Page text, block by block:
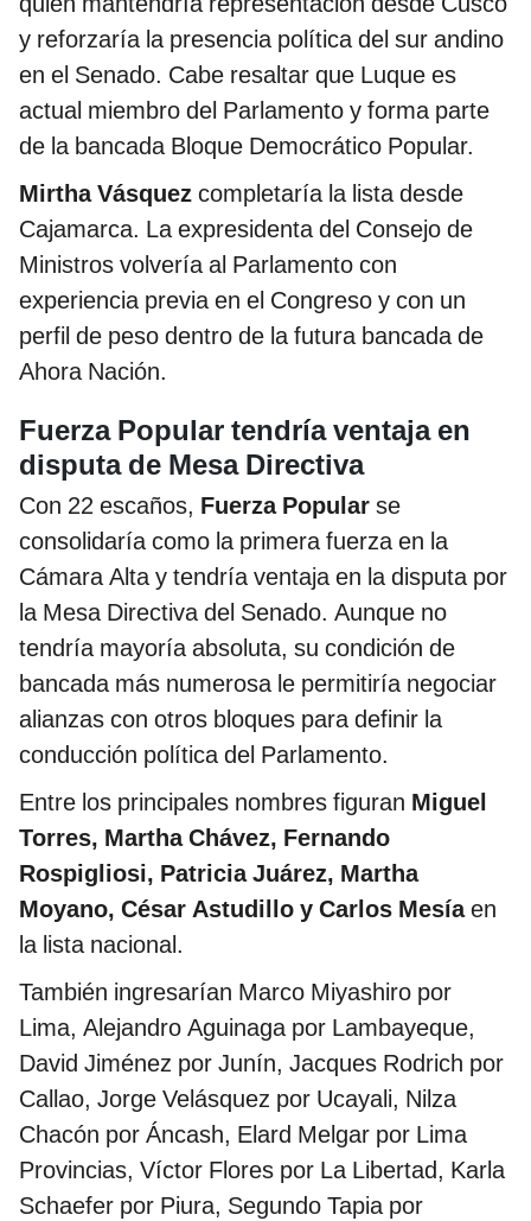
y reforzaría la presencia política del sur andino
en el Senado. Cabe resaltar que Luque es
actual miembro del Parlamento y forma parte
de la bancada Bloque Democrático Popular.
Mirtha Vásquez completaría la lista desde
Cajamarca. La expresidenta del Consejo de
Ministros volvería al Parlamento con
experiencia previa en el Congreso y con un
perfil de peso dentro de la futura bancada de
Ahora Nación.
Fuerza Popular tendría ventaja en
disputa de Mesa Directiva
Con 22 escaños, Fuerza Popular se
consolidaría como la primera fuerza en la
Cámara Alta y tendría ventaja en la disputa por
la Mesa Directiva del Senado. Aunque no
tendría mayoría absoluta, su condición de
bancada más numerosa le permitiría negociar
alianzas con otros bloques para definir la
conducción política del Parlamento.
Entre los principales nombres figuran Miguel
Torres, Martha Chávez, Fernando
Rospigliosi, Patricia Juárez, Martha
Moyano, César Astudillo y Carlos Mesíaen
la lista nacional.
También ingresarían Marco Miyashiro por
Lima, Alejandro Aguinaga por Lambayeque,
David Jiménez por Junín, Jacques Rodrich por
Callao, Jorge Velásquez por Ucayali, Nilza
Chacón por Áncash, Elard Melgar por Lima
Provincias, Víctor Flores por La Libertad, Karla
Schaefer por Piura, Segundo Tapia por